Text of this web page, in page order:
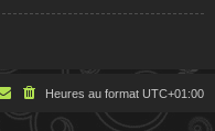
Heures au format UTC+01:00